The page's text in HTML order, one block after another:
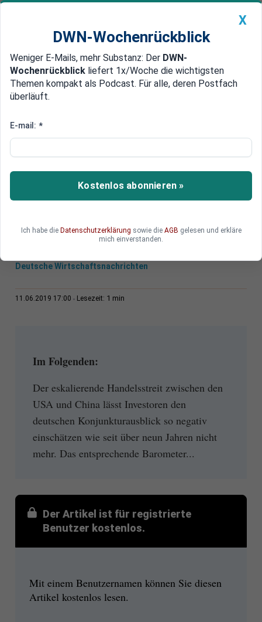
Newsticker MEIN DWN: Geldanlage Premium
Edelmetalle DWN-Magazin China
„Eigene Industrie in Frage gestellt“
Sentix: Firmen schätzen
Konjunktur so schlecht ein wie
zuletzt 2010
Die Konjunktur-Erwartungen der Unternehmen
Deutsche Wirtschaftsnachrichten
11.06.2019 17:00 Lesezeit: 1 min
Im Folgenden:
Der eskalierende Handelsstreit zwischen den
USA und China lässt Investoren den
deutschen Konjunkturausblick so negativ
einschätzen wie seit über neun Jahren nicht
mehr. Das entsprechende Barometer...
Der Artikel ist für registrierte
Benutzer kostenlos.
Mit einem Benutzernamen können Sie diesen
Artikel kostenlos lesen.
X
DWN-Wochenrückblick
Weniger E-Mails, mehr Substanz: Der DWN-
Wochenrückblick liefert 1x/Woche die wichtigsten
Themen kompakt als Podcast. Für alle, deren Postfach
überläuft.
E-mail: *
Kostenlos abonnieren »
Ich habe die Datenschutzerklärung sowie die AGB gelesen und erkläre
mich einverstanden.